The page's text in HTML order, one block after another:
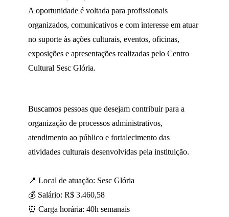
A oportunidade é voltada para profissionais
organizados, comunicativos e com interesse em atuar
no suporte às ações culturais, eventos, oficinas,
exposições e apresentações realizadas pelo Centro
Cultural Sesc Glória.
Buscamos pessoas que desejam contribuir para a
organização de processos administrativos,
atendimento ao público e fortalecimento das
atividades culturais desenvolvidas pela instituição.
📍 Local de atuação: Sesc Glória
💰 Salário: R$ 3.460,58
⏰ Carga horária: 40h semanais